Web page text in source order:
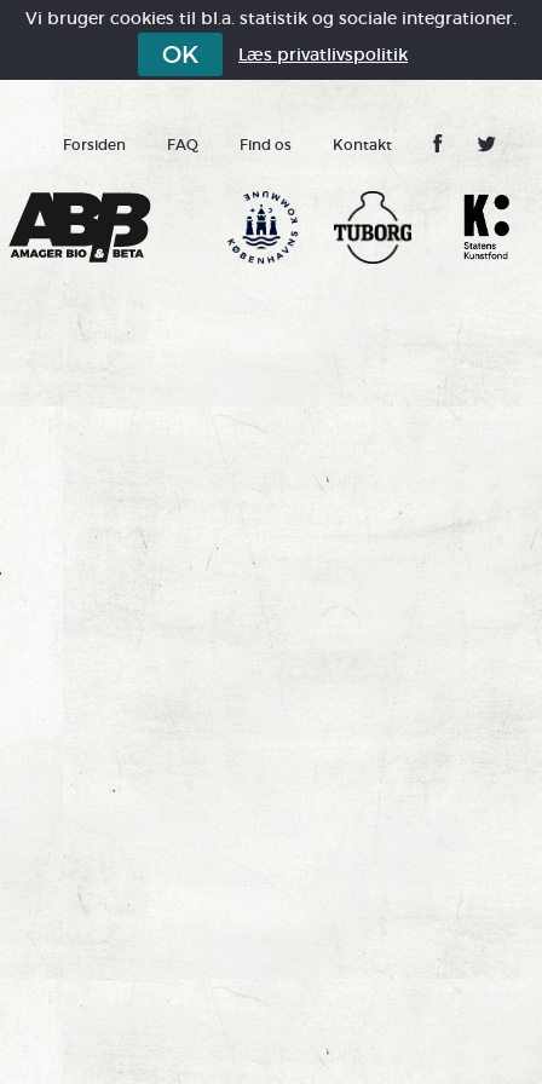
Vi bruger cookies til bl.a. statistik og sociale integrationer.
OK Læs privatlivspolitik
Forsiden FAQ Find os Kontakt